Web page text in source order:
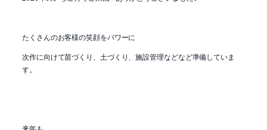
たくさんのお客様の笑顔をパワーに
次作に向けて苗づくり、土づくり、施設管理などなど準備していま
す。